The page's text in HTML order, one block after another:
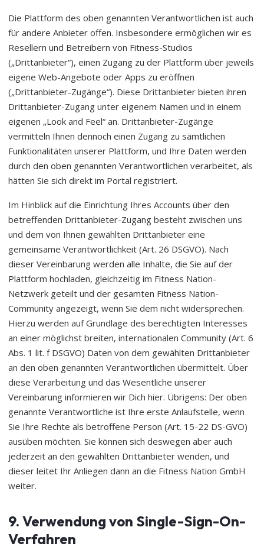
Die Plattform des oben genannten Verantwortlichen ist auch
für andere Anbieter offen. Insbesondere ermöglichen wir es
Resellern und Betreibern von Fitness-Studios
(„Drittanbieter“), einen Zugang zu der Plattform über jeweils
eigene Web-Angebote oder Apps zu eröffnen
(„Drittanbieter-Zugänge“). Diese Drittanbieter bieten ihren
Drittanbieter-Zugang unter eigenem Namen und in einem
eigenen „Look and Feel“ an. Drittanbieter-Zugänge
vermitteln Ihnen dennoch einen Zugang zu sämtlichen
Funktionalitäten unserer Plattform, und Ihre Daten werden
durch den oben genannten Verantwortlichen verarbeitet, als
hätten Sie sich direkt im Portal registriert.
Im Hinblick auf die Einrichtung Ihres Accounts über den
betreffenden Drittanbieter-Zugang besteht zwischen uns
und dem von Ihnen gewählten Drittanbieter eine
gemeinsame Verantwortlichkeit (Art. 26 DSGVO). Nach
dieser Vereinbarung werden alle Inhalte, die Sie auf der
Plattform hochladen, gleichzeitig im Fitness Nation-
Netzwerk geteilt und der gesamten Fitness Nation-
Community angezeigt, wenn Sie dem nicht widersprechen.
Hierzu werden auf Grundlage des berechtigten Interesses
an einer möglichst breiten, internationalen Community (Art. 6
Abs. 1 lit. f DSGVO) Daten von dem gewählten Drittanbieter
an den oben genannten Verantwortlichen übermittelt. Über
diese Verarbeitung und das Wesentliche unserer
Vereinbarung informieren wir Dich hier. Übrigens: Der oben
genannte Verantwortliche ist Ihre erste Anlaufstelle, wenn
Sie Ihre Rechte als betroffene Person (Art. 15-22 DS-GVO)
ausüben möchten. Sie können sich deswegen aber auch
jederzeit an den gewählten Drittanbieter wenden, und
dieser leitet Ihr Anliegen dann an die Fitness Nation GmbH
weiter.
9. Verwendung von Single-Sign-On-
Verfahren